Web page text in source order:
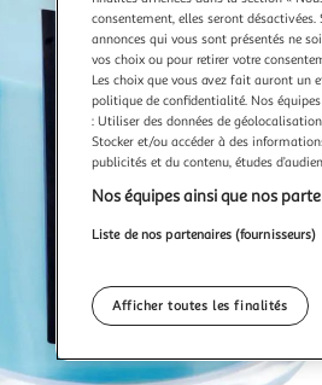
consentement, elles seront
annonces qui vous sont présentés ne
vos choix ou pour retirer votre
Les choix que vous avez fait auront un
politique de confidentialité. Nos
: Utiliser des données de
Stocker et/ou accéder à des
publicités et du contenu, études
Nos équipes ainsi que nos
Liste de nos partenaires (fournisseurs)
Afficher toutes les finalités